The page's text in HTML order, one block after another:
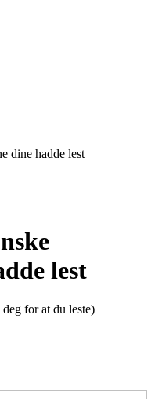
dine hadde lest
lest
for at du leste)